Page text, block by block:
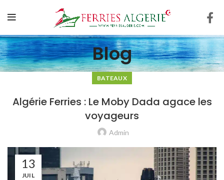
Blog
BATEAUX
Algérie Ferries : Le Moby Dada agace les
voyageurs
Admin
13
JUIL